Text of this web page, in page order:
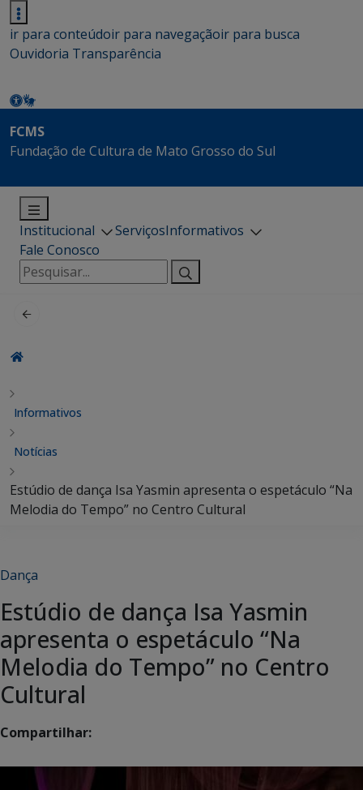
ir para conteúdoir para navegaçãoir para busca
Ouvidoria Transparência
FCMS
Fundação de Cultura de Mato Grosso do Sul
Institucional ServiçosInformativos
Fale Conosco
Pesquisar
por:
Informativos
Notícias
Estúdio de dança Isa Yasmin apresenta o espetáculo “Na
Melodia do Tempo” no Centro Cultural
Dança
Estúdio de dança Isa Yasmin
apresenta o espetáculo “Na
Melodia do Tempo” no Centro
Cultural
Compartilhar: